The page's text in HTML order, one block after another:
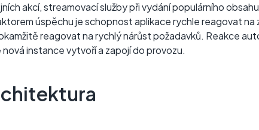
akcí, streamovací služby při vydání populárního
úspěchu je schopnost aplikace rychle reagovat na
reagovat na rychlý nárůst požadavků. Reakce
instance vytvoří a zapojí do provozu.